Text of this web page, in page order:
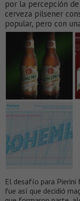
por la percepción de
cerveza pilsener
popular, pero con
El desafío para Pierini
fue así que decidió